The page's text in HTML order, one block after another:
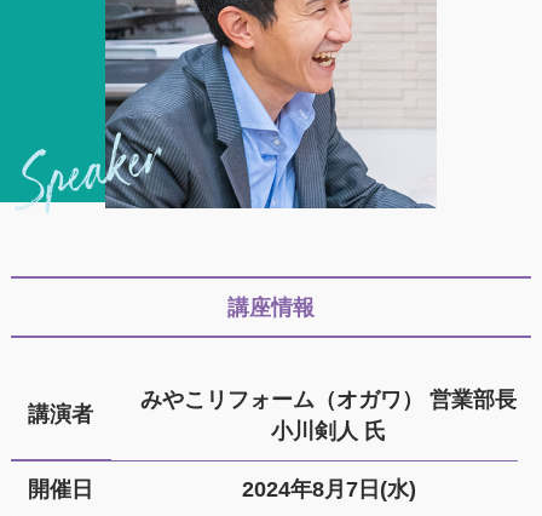
講座情報
講演者
みやこリフォーム（オガワ） 営業部長
小川剣人 氏
開催日 2024年8月7日(水)